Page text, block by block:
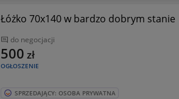
Łóżko 70x140 w bardzo dobrym stanie
do negocjacji
OGŁOSZENIE
500 zł
SPRZEDAJĄCY: OSOBA PRYWATNA